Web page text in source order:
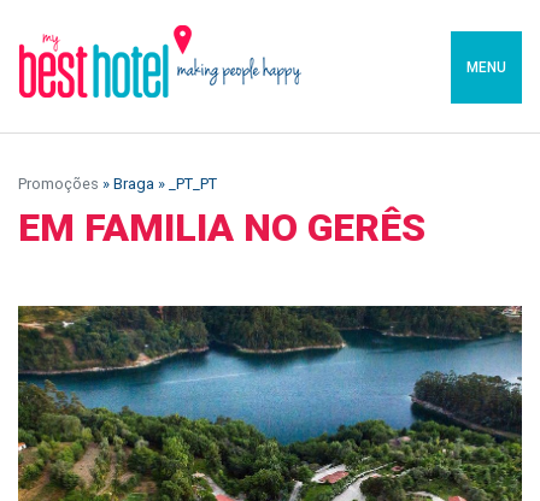
MENU
Promoções » Braga » _PT_PT
EM FAMILIA NO GERÊS